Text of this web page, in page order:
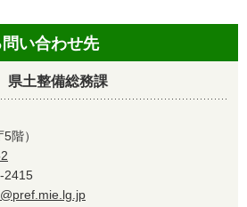
い合わせ先
土整備総務課
階）
2415